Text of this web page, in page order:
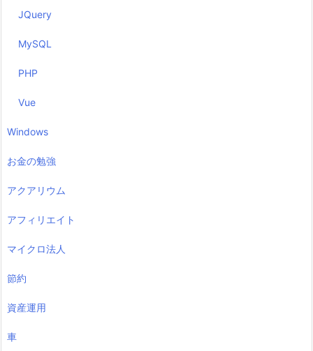
JQuery
MySQL
PHP
Vue
Windows
お金の勉強
アクアリウム
アフィリエイト
マイクロ法人
節約
資産運用
車